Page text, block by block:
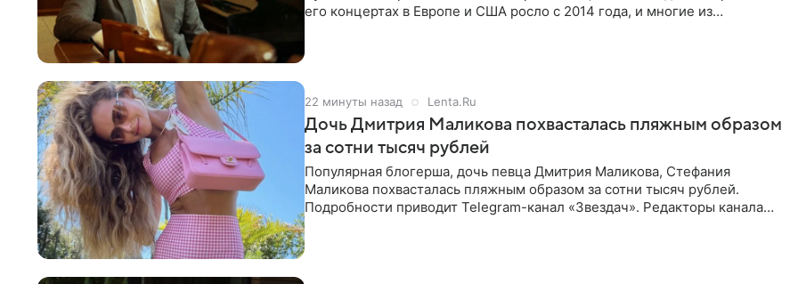
его концертах в Европе и США росло с 2014 года, и многие из
22 минуты назад Lenta.Ru
Дочь Дмитрия Маликова похвасталась пляжным образом
за сотни тысяч рублей
Популярная блогерша, дочь певца Дмитрия Маликова, Стефания
Маликова похвасталась пляжным образом за сотни тысяч рублей.
Подробности приводит Telegram-канал «Звездач». Редакторы канала